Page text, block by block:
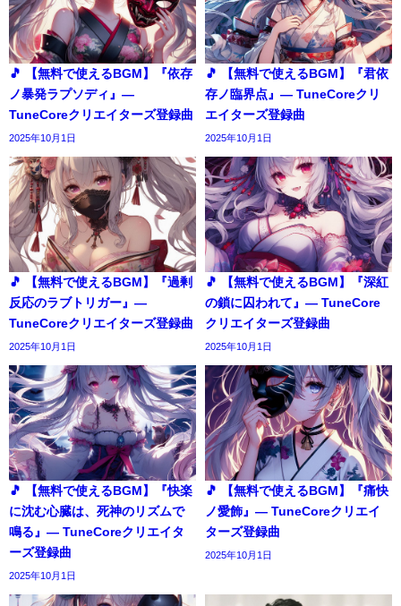
🎵 【無料で使えるBGM】『依存
ノ暴発ラプソディ』―
TuneCoreクリエイターズ登録曲
2025年10月1日
🎵 【無料で使えるBGM】『君依
存ノ臨界点』― TuneCoreクリ
エイターズ登録曲
2025年10月1日
🎵 【無料で使えるBGM】『過剰
反応のラブトリガー』―
TuneCoreクリエイターズ登録曲
2025年10月1日
🎵 【無料で使えるBGM】『深紅
の鎖に囚われて』― TuneCore
クリエイターズ登録曲
2025年10月1日
🎵 【無料で使えるBGM】『快楽
に沈む心臓は、死神のリズムで
鳴る』― TuneCoreクリエイタ
ーズ登録曲
2025年10月1日
🎵 【無料で使えるBGM】『痛快
ノ愛飾』― TuneCoreクリエイ
ターズ登録曲
2025年10月1日